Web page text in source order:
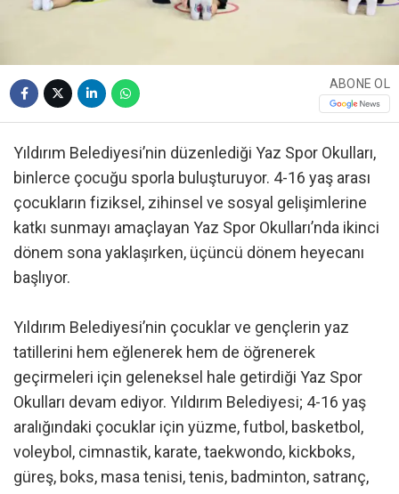
ABONE OL
Yıldırım Belediyesi’nin düzenlediği Yaz Spor Okulları,
binlerce çocuğu sporla buluşturuyor. 4-16 yaş arası
çocukların fiziksel, zihinsel ve sosyal gelişimlerine
katkı sunmayı amaçlayan Yaz Spor Okulları’nda ikinci
dönem sona yaklaşırken, üçüncü dönem heyecanı
başlıyor.
Yıldırım Belediyesi’nin çocuklar ve gençlerin yaz
tatillerini hem eğlenerek hem de öğrenerek
geçirmeleri için geleneksel hale getirdiği Yaz Spor
Okulları devam ediyor. Yıldırım Belediyesi; 4-16 yaş
aralığındaki çocuklar için yüzme, futbol, basketbol,
voleybol, cimnastik, karate, taekwondo, kickboks,
güreş, boks, masa tenisi, tenis, badminton, satranç,